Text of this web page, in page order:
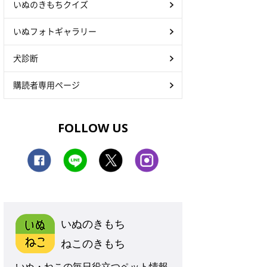
いぬのきもちクイズ
いぬフォトギャラリー
犬診断
購読者専用ページ
FOLLOW US
いぬのきもち
ねこのきもち